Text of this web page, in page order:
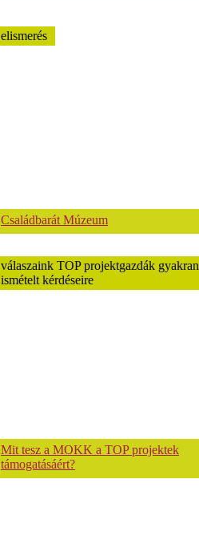
elismerés
Családbarát Múzeum
válaszaink TOP projektgazdák gyakran
ismételt kérdéseire
Mit tesz a MOKK a TOP projektek
támogatásáért?